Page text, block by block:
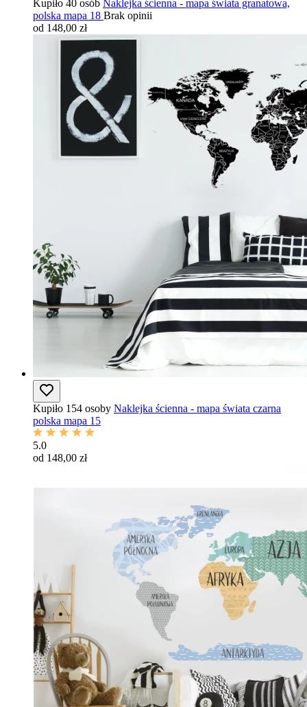
Kupiło 40 osób Naklejka ścienna - mapa świata granatowa,
polska mapa 18 Brak opinii
od 148,00 zł
Kupiło 154 osoby Naklejka ścienna - mapa świata czarna
polska mapa 15
5.0
od 148,00 zł